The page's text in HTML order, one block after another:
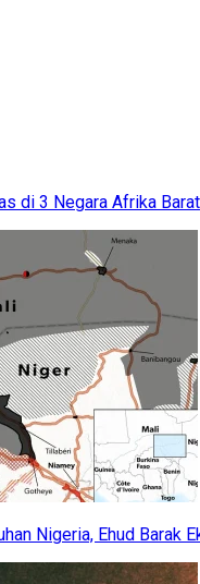
di 3 Negara Afrika Barat
Nigeria, Ehud Barak